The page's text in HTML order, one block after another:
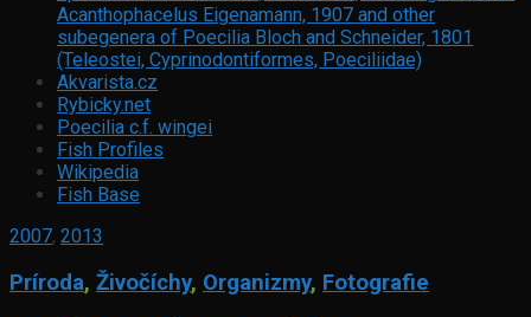
Acanthophacelus Eigenamann, 1907 and other
subegenera of Poecilia Bloch and Schneider, 1801
(Teleostei, Cyprinodontiformes, Poeciliidae)
Akvarista.cz
Rybicky.net
Poecilia c.f. wingei
Fish Profiles
Wikipedia
Fish Base
2007, 2013
Príroda, Živočíchy, Organizmy, Fotografie